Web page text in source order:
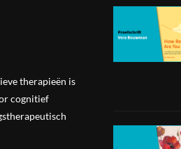
therapieën is
cognitief